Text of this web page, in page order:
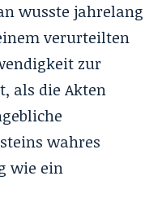
wusste jahrelang
verurteilten
zur
als die Akten
wahres
wie ein